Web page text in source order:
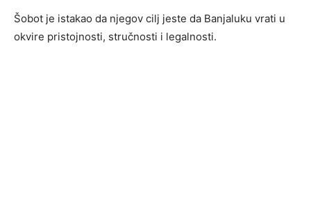
Šobot je istakao da njegov cilj jeste da Banjaluku vrati u
okvire pristojnosti, stručnosti i legalnosti.